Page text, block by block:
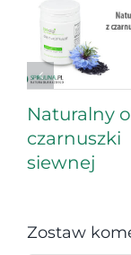
Naturalny
czarnuszki
siewnej
Zostaw